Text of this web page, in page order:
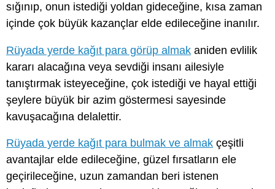
sığınıp, onun istediği yoldan gideceğine, kısa zaman
içinde çok büyük kazançlar elde edileceğine inanılır.
Rüyada yerde kağıt para görüp almak aniden evlilik
kararı alacağına veya sevdiği insanı ailesiyle
tanıştırmak isteyeceğine, çok istediği ve hayal ettiği
şeylere büyük bir azim göstermesi sayesinde
kavuşacağına delalettir.
Rüyada yerde kağıt para bulmak ve almak çeşitli
avantajlar elde edileceğine, güzel fırsatların ele
geçirileceğine, uzun zamandan beri istenen